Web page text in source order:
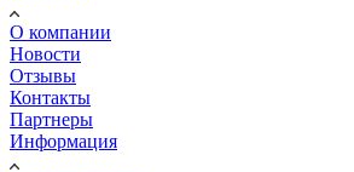
О компании
Новости
Отзывы
Контакты
Партнеры
Информация